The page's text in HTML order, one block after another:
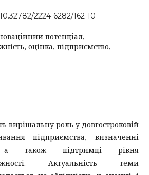
2224-6282/162-10
потенціал,
оцінка, підприємство,
вирішальну роль у довгостроковій
підприємства, визначенні
також підтримці рівня
Актуальність теми